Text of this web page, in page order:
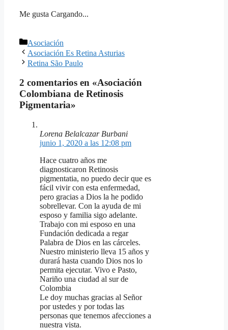
Me gusta Cargando...
Categorías
Asociación
Asociación Es Retina Asturias
Retina São Paulo
2 comentarios en «Asociación
Colombiana de Retinosis
Pigmentaria»
Lorena Belalcazar Burbani
junio 1, 2020 a las 12:08 pm
Hace cuatro años me
diagnosticaron Retinosis
pigmentatia, no puedo decir que es
fácil vivir con esta enfermedad,
pero gracias a Dios la he podido
sobrellevar. Con la ayuda de mi
esposo y familia sigo adelante.
Trabajo con mi esposo en una
Fundación dedicada a regar
Palabra de Dios en las cárceles.
Nuestro ministerio lleva 15 años y
durará hasta cuando Dios nos lo
permita ejecutar. Vivo e Pasto,
Nariño una ciudad al sur de
Colombia
Le doy muchas gracias al Señor
por ustedes y por todas las
personas que tenemos afecciones a
nuestra vista.